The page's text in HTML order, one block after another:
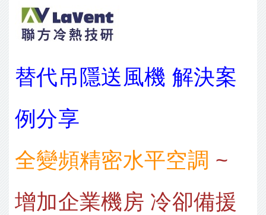
替代吊隱送風機 解決案
例分享
全變頻精密水平空調 ~
增加企業機房 冷卻備援